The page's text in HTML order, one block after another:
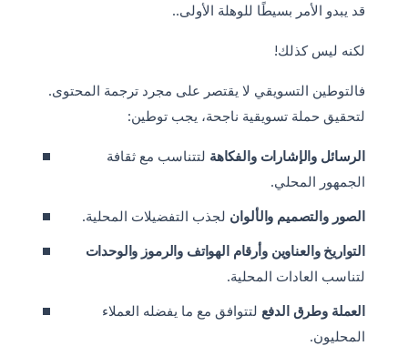
قد يبدو الأمر بسيطًا للوهلة الأولى..
لكنه ليس كذلك!
فالتوطين التسويقي لا يقتصر على مجرد ترجمة المحتوى.
لتحقيق حملة تسويقية ناجحة، يجب توطين:
الرسائل والإشارات والفكاهة لتتناسب مع ثقافة
الجمهور المحلي.
الصور والتصميم والألوان لجذب التفضيلات المحلية.
التواريخ والعناوين وأرقام الهواتف والرموز والوحدات
لتناسب العادات المحلية.
العملة وطرق الدفع لتتوافق مع ما يفضله العملاء
المحليون.